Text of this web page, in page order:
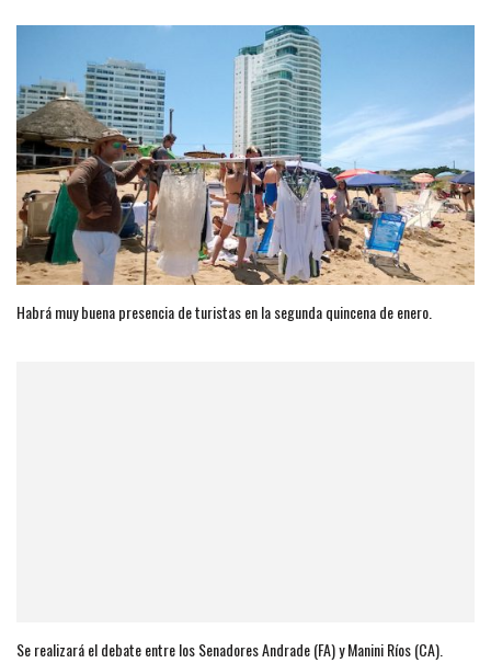
Habrá muy buena presencia de turistas en la segunda quincena de enero.
Se realizará el debate entre los Senadores Andrade (FA) y Manini Ríos (CA).